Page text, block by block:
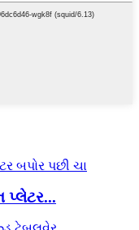
પ્લેટર...